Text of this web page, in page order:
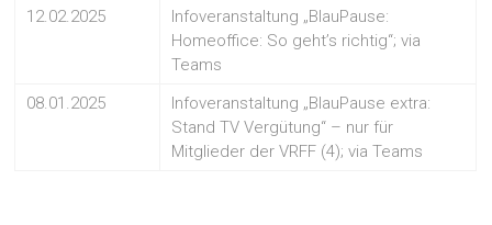
12.02.2025
Infoveranstaltung „BlauPause:
Homeoffice: So geht’s richtig“; via
Teams
08.01.2025
Infoveranstaltung „BlauPause extra:
Stand TV Vergütung“ – nur für
Mitglieder der VRFF (4); via Teams